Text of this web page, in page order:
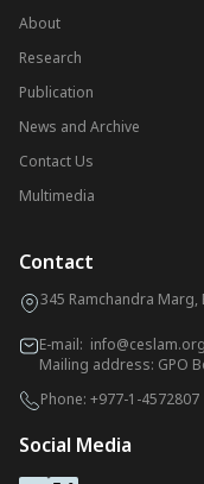
About
Research
Publication
News and Archive
Contact Us
Multimedia
Contact
345 Ramchandra
E-mail: info@ceslam.org
Mailing address: GPO
Phone: +977-1-4572807
Social Media